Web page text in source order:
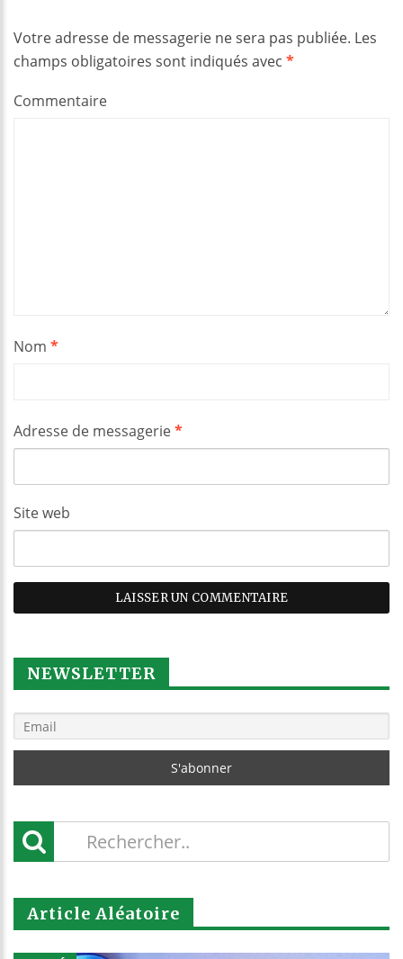
Votre adresse de messagerie ne sera pas publiée. Les
champs obligatoires sont indiqués avec *
Commentaire
Nom *
Adresse de messagerie*
Site web
NEWSLETTER
Article Aléatoire